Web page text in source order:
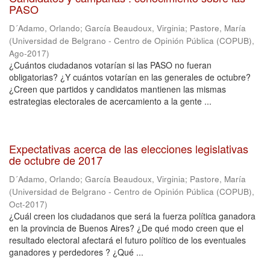
PASO
D´Adamo, Orlando; García Beaudoux, Virginia; Pastore, María
(Universidad de Belgrano - Centro de Opinión Pública (COPUB),
Ago-2017)
¿Cuántos ciudadanos votarían si las PASO no fueran
obligatorias? ¿Y cuántos votarían en las generales de octubre?
¿Creen que partidos y candidatos mantienen las mismas
estrategias electorales de acercamiento a la gente ...
Expectativas acerca de las elecciones legislativas
de octubre de 2017
D´Adamo, Orlando; García Beaudoux, Virginia; Pastore, María
(Universidad de Belgrano - Centro de Opinión Pública (COPUB),
Oct-2017)
¿Cuál creen los ciudadanos que será la fuerza política ganadora
en la provincia de Buenos Aires? ¿De qué modo creen que el
resultado electoral afectará el futuro político de los eventuales
ganadores y perdedores ? ¿Qué ...